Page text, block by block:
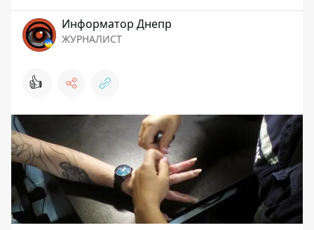
Информатор Днепр
ЖУРНАЛИСТ
👍